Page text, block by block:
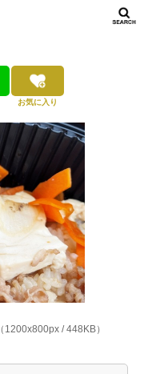
お気に入り
（1200x800px / 448KB）